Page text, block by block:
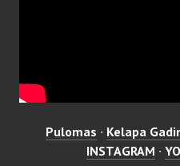
Pulomas · Kelapa
INSTAGRAM ·